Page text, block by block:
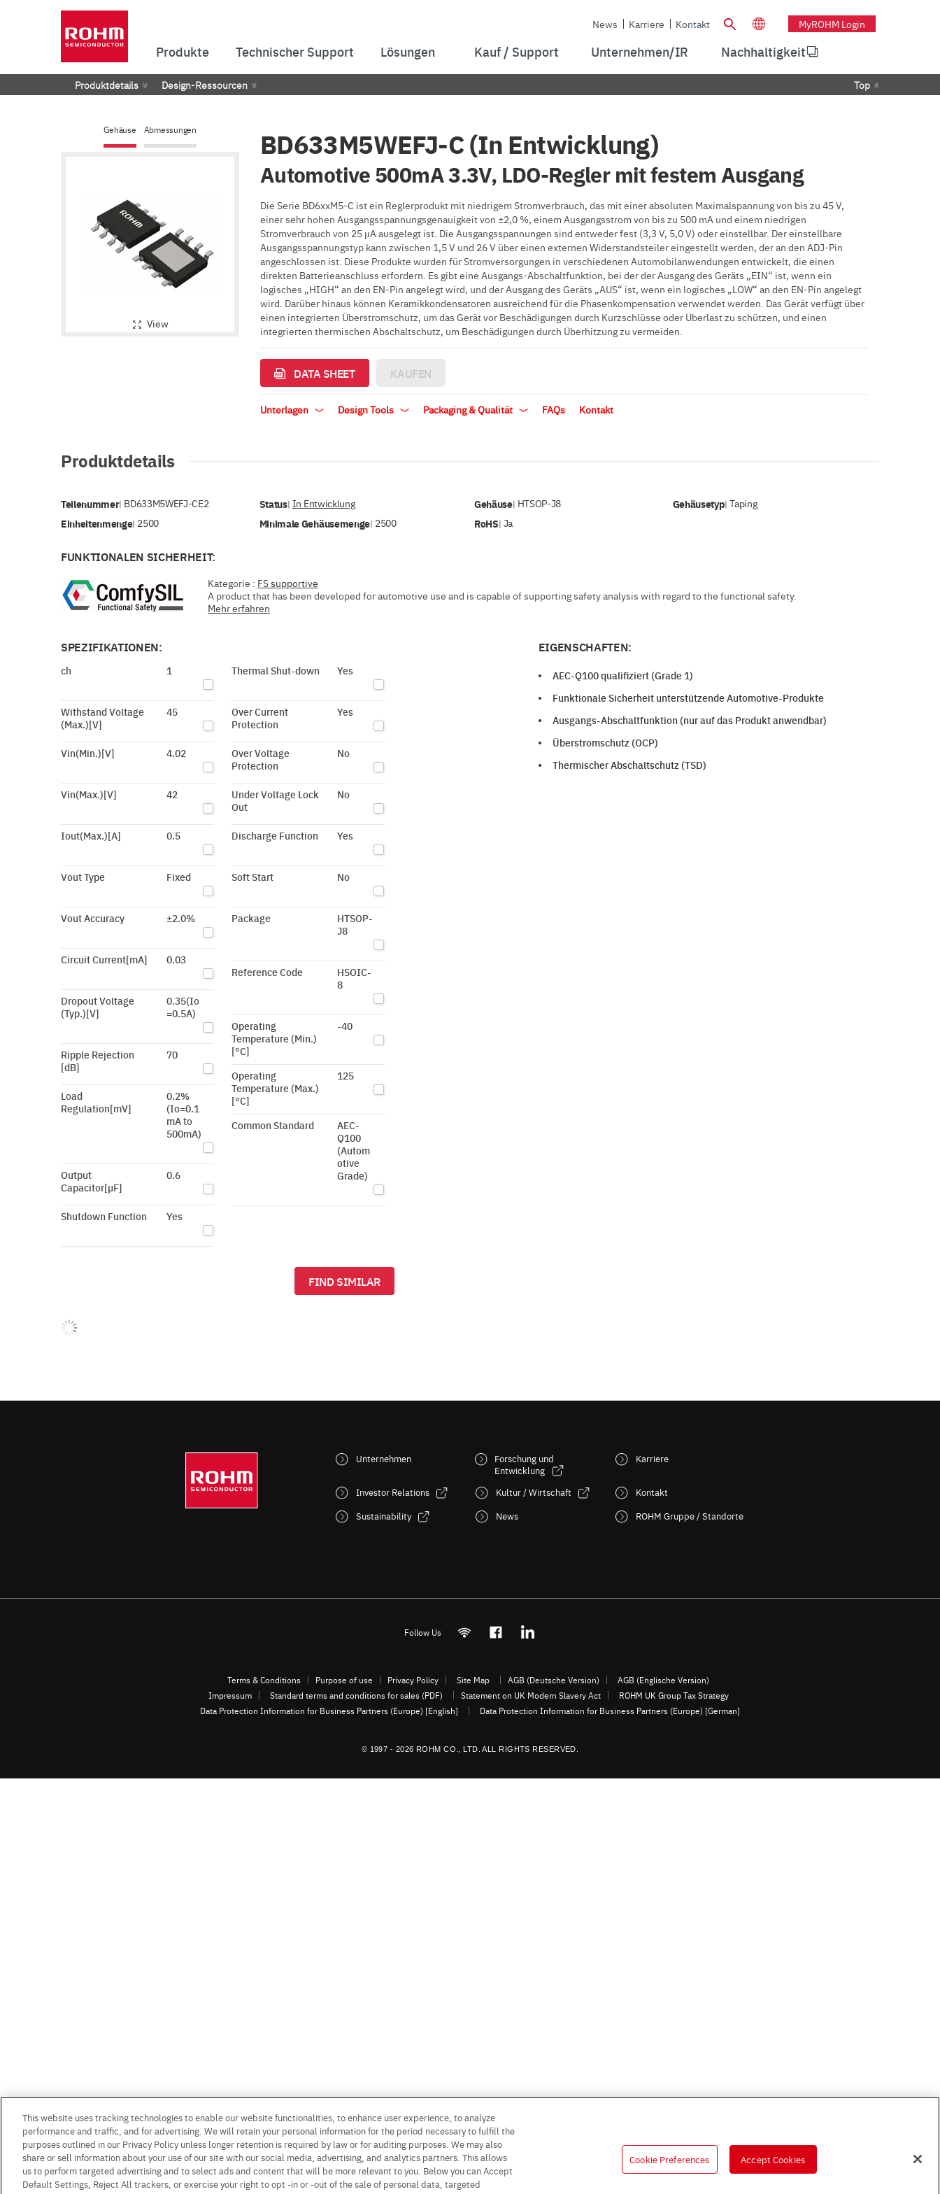
News Karriere Kontakt MyROHM Login
Produkte Technischer Support Lösungen Kauf / Support Unternehmen/IR Nachhaltigkeit
Produktdetails Design-Ressourcen Top
Gehäuse Abmessungen
View
BD633M5WEFJ-C (In Entwicklung)
Automotive 500mA 3.3V, LDO-Regler mit festem Ausgang
Die Serie BD6xxM5-C ist ein Reglerprodukt mit niedrigem Stromverbrauch, das mit einer absoluten Maximalspannung von bis zu 45 V,
einer sehr hohen Ausgangsspannungsgenauigkeit von ±2,0 %, einem Ausgangsstrom von bis zu 500 mA und einem niedrigen
Stromverbrauch von 25 μA ausgelegt ist. Die Ausgangsspannungen sind entweder fest (3,3 V, 5,0 V) oder einstellbar. Der einstellbare
Ausgangsspannungstyp kann zwischen 1,5 V und 26 V über einen externen Widerstandsteiler eingestellt werden, der an den ADJ-Pin
angeschlossen ist. Diese Produkte wurden für Stromversorgungen in verschiedenen Automobilanwendungen entwickelt, die einen
direkten Batterieanschluss erfordern. Es gibt eine Ausgangs-Abschaltfunktion, bei der der Ausgang des Geräts „EIN“ ist, wenn ein
logisches „HIGH“ an den EN-Pin angelegt wird, und der Ausgang des Geräts „AUS“ ist, wenn ein logisches „LOW“ an den EN-Pin angelegt
wird. Darüber hinaus können Keramikkondensatoren ausreichend für die Phasenkompensation verwendet werden. Das Gerät verfügt über
einen integrierten Überstromschutz, um das Gerät vor Beschädigungen durch Kurzschlüsse oder Überlast zu schützen, und einen
integrierten thermischen Abschaltschutz, um Beschädigungen durch Überhitzung zu vermeiden.
DATA SHEET KAUFEN
Unterlagen Design Tools Packaging & Qualität FAQs Kontakt
Produktdetails
Teilenummer| BD633M5WEFJ-CE2 Status| In Entwicklung Gehäuse| HTSOP-J8 Gehäusetyp|Taping
Einheitenmenge| 2500 Minimale Gehäusemenge| 2500 RoHS| Ja
FUNKTIONALEN SICHERHEIT:
Kategorie : FS supportive
A product that has been developed for automotive use and is capable of supporting safety analysis with regard to the functional safety.
Mehr erfahren
SPEZIFIKATIONEN:
ch 1
Withstand Voltage
(Max.)[V]
45
Vin(Min.)[V] 4.02
Vin(Max.)[V] 42
Iout(Max.)[A] 0.5
Vout Type Fixed
Vout Accuracy ±2.0%
Circuit Current[mA] 0.03
Dropout Voltage
(Typ.)[V]
0.35(Io
=0.5A)
Ripple Rejection
[dB]
70
Load
Regulation[mV]
0.2%
(Io=0.1
mA to
500mA)
Output
Capacitor[µF]
0.6
Shutdown Function Yes
Thermal Shut-down Yes
Over Current
Protection
Yes
Over Voltage
Protection
No
Under Voltage Lock
Out
No
Discharge Function Yes
Soft Start No
Package
HTSOP-
J8
Reference Code
HSOIC-
8
Operating
Temperature (Min.)
[°C]
-40
Operating
Temperature (Max.)
[°C]
125
Common Standard
AEC-
Q100
(Autom
otive
Grade)
FIND SIMILAR
EIGENSCHAFTEN:
AEC-Q100 qualifiziert (Grade 1)
Funktionale Sicherheit unterstützende Automotive-Produkte
Ausgangs-Abschaltfunktion (nur auf das Produkt anwendbar)
Überstromschutz (OCP)
Thermischer Abschaltschutz (TSD)
Unternehmen
Investor Relations
Sustainability
Forschung und
Entwicklung
Kultur / Wirtschaft
News
Karriere
Kontakt
ROHM Gruppe / Standorte
Follow Us
Terms & Conditions Purpose of use Privacy Policy Site Map AGB (Deutsche Version)
AGB (Englische Version)
Impressum
Standard terms and conditions for sales (PDF) Statement on UK Modern Slavery Act
ROHM UK Group Tax Strategy
Data Protection Information for Business Partners (Europe) [English]
Data Protection Information for Business Partners (Europe) [German]
© 1997 - 2026 ROHM CO., LTD. ALL RIGHTS RESERVED.
This website uses tracking technologies to enable our website functionalities, to enhance user experience, to analyze
performance and traffic, and for advertising. We will retain your personal information for the period necessary to fulfill the
purposes outlined in our Privacy Policy unless longer retention is required by law or for auditing purposes. We may also
share or sell information about your use of our site with our social media, advertising, and analytics partners. This allows
us to perform targeted advertising and to select ads and content that will be more relevant to you. Below you can Accept
Default Settings, Reject All trackers, or exercise your right to opt -in or -out of the sale of personal data, targeted
Cookie Preferences Accept Cookies